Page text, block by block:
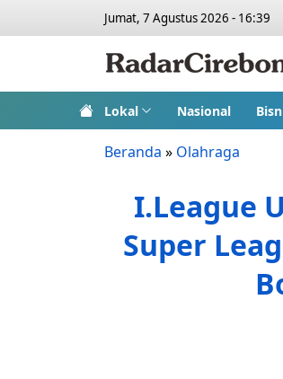
Jumat, 7 Agustus 2026 - 16:39
Lokal Nasional
Beranda » Olahraga
I.League
Super